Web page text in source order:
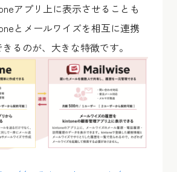
アプリ上に表示させることも
とメールワイズを相互に連携
るのが、大きな特徴です。